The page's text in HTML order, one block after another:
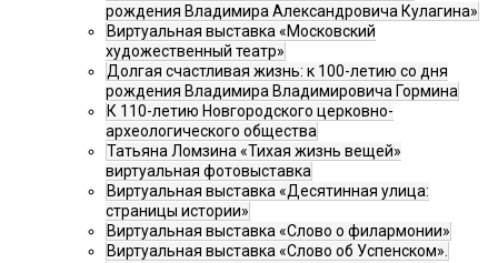
рождения Владимира Александровича Кулагина»
Виртуальная выставка «Московский
художественный театр»
Долгая счастливая жизнь: к 100-летию со дня
рождения Владимира Владимировича Гормина
К 110-летию Новгородского церковно-
археологического общества
Татьяна Ломзина «Тихая жизнь вещей»
виртуальная фотовыставка
Виртуальная выставка «Десятинная улица:
страницы истории»
Виртуальная выставка «Слово о филармонии»
Виртуальная выставка «Слово об Успенском».